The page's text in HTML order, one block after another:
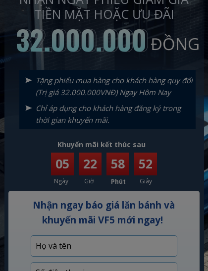
TIỀN MẶT HOẶC ƯU ĐÃI
ĐỒNG
32.000.000
32.000.000
05 22 58 50
Khuyến mãi kết thúc sau
Ngày Giờ Phút Giây
Tặng phiếu mua hàng cho khách hàng quy đổi
(Trị giá 32.000.000VNĐ) Ngay Hôm Nay
Chỉ áp dụng cho khách hàng đăng ký trong
thời gian khuyến mãi.
Nhận ngay báo giá lăn bánh và
khuyến mãi VF5 mới ngay!